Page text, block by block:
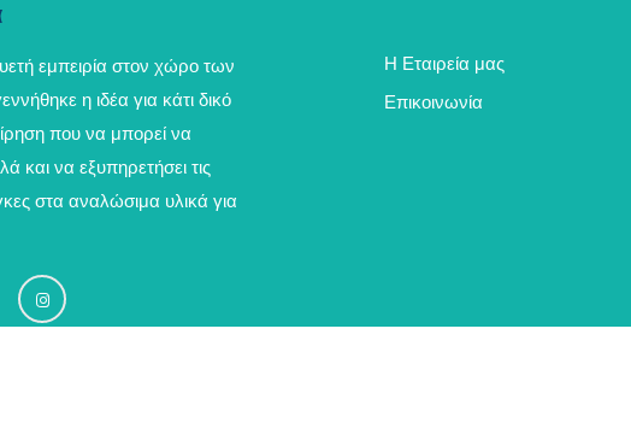
εμπειρία στον χώρο των
η ιδέα για κάτι δικό
που να μπορεί να
και να εξυπηρετήσει τις
στα αναλώσιμα υλικά για
Η Εταιρεία μας
Επικοινωνία